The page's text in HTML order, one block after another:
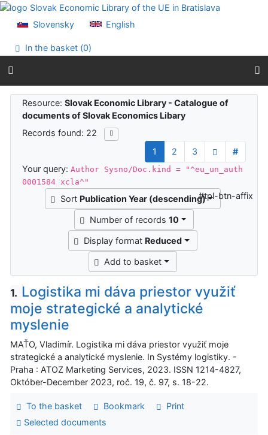
Go to content
Accessibility declaration
Slovensky English
In the basket (0)
Search results
Resource:Slovak Economic Library - Catalogue of
documents of Slovak Economics Libary
Records found: 22
1
2 3
#
Your query:Author Sysno/Doc.kind = "^eu_un_auth
0001584 xcla^"
Sort Publication Year (descending)
Number of records 10
Display format Reduced
Add to basket
#tpl-btn-affix
1. Logistika mi dáva priestor využiť
moje strategické a analytické
myslenie
MAŤO, Vladimír. Logistika mi dáva priestor využiť moje
strategické a analytické myslenie. In Systémy logistiky. -
Praha : ATOZ Marketing Services, 2023. ISSN 1214-4827,
Október-December 2023, roč. 19, č. 97, s. 18-22.
To the basket Bookmark
Print
Selected documents